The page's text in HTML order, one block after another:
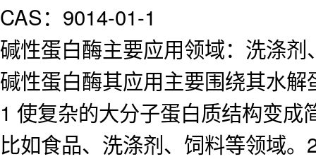
CAS：9014-01-1
碱性蛋白酶主要应用领域：洗涤
碱性蛋白酶其应用主要围绕其水
1 使复杂的大分子蛋白质结构变
比如食品、洗涤剂、饲料等领域